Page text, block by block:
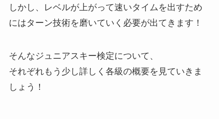
しかし、レベルが上がって速いタイムを出すため
にはターン技術を磨いていく必要が出てきます！
そんなジュニアスキー検定について、
それぞれもう少し詳しく各級の概要を見ていきま
しょう！